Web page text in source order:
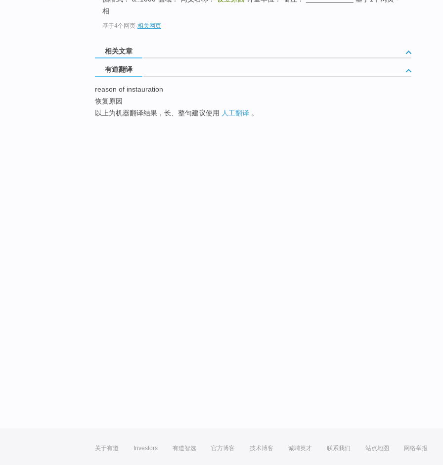
相
基于4个网页-相关网页
相关文章
有道翻译
reason of instauration
恢复原因
以上为机器翻译结果，长、整句建议使用 人工翻译 。
关于有道 Investors 有道智选 官方博客 技术博客 诚聘英才 联系我们 站点地图 网络举报